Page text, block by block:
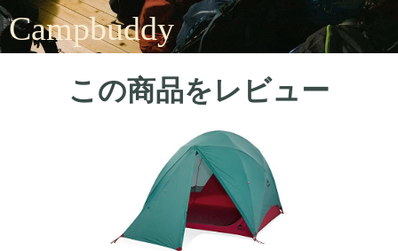
Campbuddy
この商品をレビュー